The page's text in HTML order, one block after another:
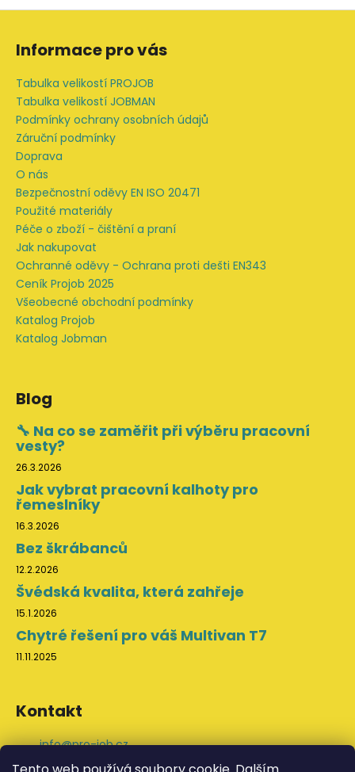
Z
Informace pro vás
Tabulka velikostí PROJOB
Tabulka velikostí JOBMAN
Podmínky ochrany osobních údajů
Záruční podmínky
Doprava
O nás
Bezpečnostní oděvy EN ISO 20471
Použité materiály
Péče o zboží - čištění a praní
Jak nakupovat
Ochranné oděvy - Ochrana proti dešti EN343
Ceník Projob 2025
Všeobecné obchodní podmínky
Katalog Projob
Katalog Jobman
Blog
🔧 Na co se zaměřit při výběru pracovní
vesty?
26.3.2026
Jak vybrat pracovní kalhoty pro
řemeslníky
16.3.2026
Bez škrábanců
12.2.2026
Švédská kvalita, která zahřeje
15.1.2026
Chytré řešení pro váš Multivan T7
11.11.2025
Kontakt
info@pro-job.cz
+420 776 202 043